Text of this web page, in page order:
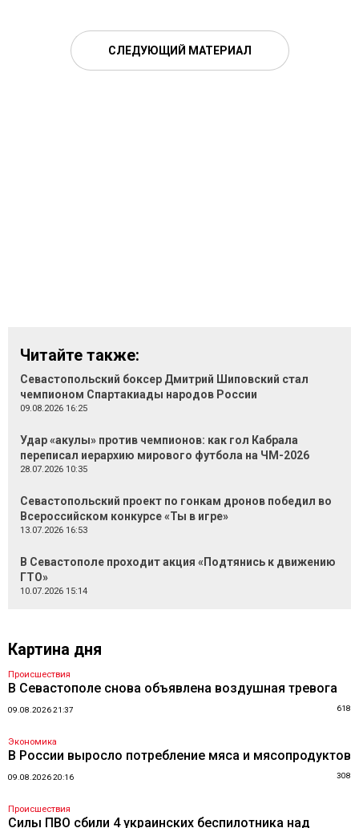
СЛЕДУЮЩИЙ МАТЕРИАЛ
Читайте также:
Севастопольский боксер Дмитрий Шиповский стал
чемпионом Спартакиады народов России
09.08.2026 16:25
Удар «акулы» против чемпионов: как гол Кабрала
переписал иерархию мирового футбола на ЧМ-2026
28.07.2026 10:35
Севастопольский проект по гонкам дронов победил во
Всероссийском конкурсе «Ты в игре»
13.07.2026 16:53
В Севастополе проходит акция «Подтянись к движению
ГТО»
10.07.2026 15:14
Картина дня
Происшествия
В Севастополе снова объявлена воздушная тревога
09.08.2026 21:37 618
Экономика
В России выросло потребление мяса и мясопродуктов
09.08.2026 20:16 308
Происшествия
Силы ПВО сбили 4 украинских беспилотника над